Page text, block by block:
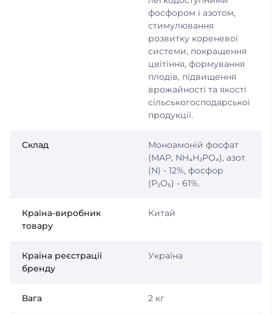
фосфором і азотом,
стимулювання
розвитку кореневої
системи, покращення
цвітіння, формування
плодів, підвищення
врожайності та якості
сільськогосподарської
продукції.
Склад
Моноамоній фосфат
(MAP, NH₄H₂PO₄), азот
(N) - 12%, фосфор
(P₂O₅) - 61%.
Країна-виробник
товару
Китай
Країна реєстрації
бренду
Україна
Вага 2 кг